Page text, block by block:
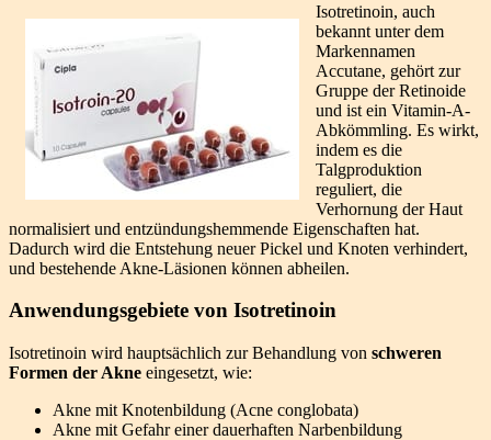
Isotretinoin, auch
bekannt unter dem
Markennamen
Accutane, gehört zur
Gruppe der Retinoide
und ist ein Vitamin-A-
Abkömmling. Es wirkt,
indem es die
Talgproduktion
reguliert, die
Verhornung der Haut
normalisiert und entzündungshemmende Eigenschaften hat.
Dadurch wird die Entstehung neuer Pickel und Knoten verhindert,
und bestehende Akne-Läsionen können abheilen.
Anwendungsgebiete von Isotretinoin
Isotretinoin wird hauptsächlich zur Behandlung von schweren
Formen der Akne eingesetzt, wie:
Akne mit Knotenbildung (Acne conglobata)
Akne mit Gefahr einer dauerhaften Narbenbildung